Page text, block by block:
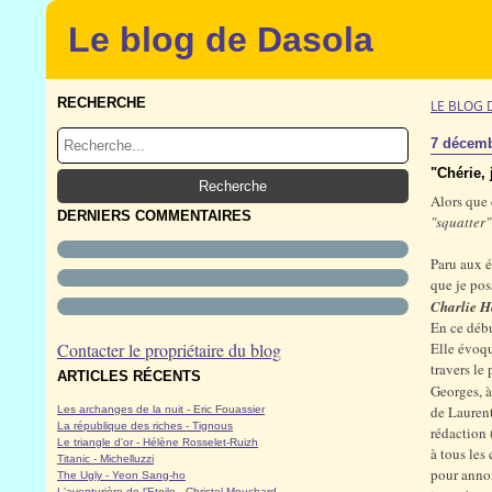
Le blog de Dasola
RECHERCHE
DERNIERS COMMENTAIRES
Contacter le propriétaire du blog
ARTICLES RÉCENTS
Les archanges de la nuit - Eric Fouassier
La république des riches - Tignous
Le triangle d'or - Hélène Rosselet-Ruizh
Titanic - Michelluzzi
The Ugly - Yeon Sang-ho
LE BLOG
7
"Chérie,
Alors que
Paru aux
que je
Charlie
En ce
Elle
travers le
Georges,
de
rédaction
à tous les
pour